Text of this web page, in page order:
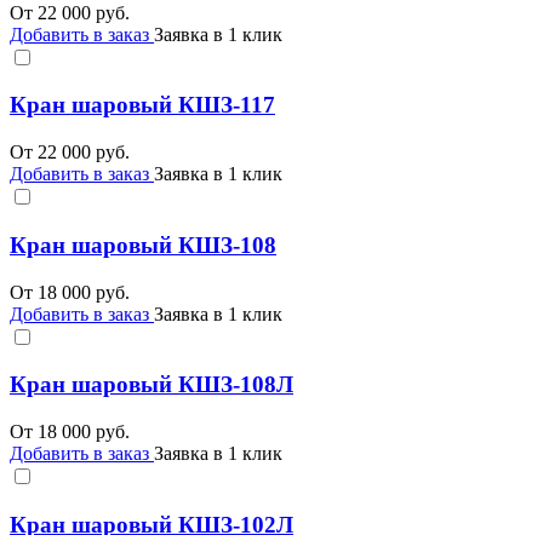
От 22 000 руб.
Добавить в заказ Заявка в 1 клик
Кран шаровый КШЗ-117
От 22 000 руб.
Добавить в заказ Заявка в 1 клик
Кран шаровый КШЗ-108
От 18 000 руб.
Добавить в заказ Заявка в 1 клик
Кран шаровый КШЗ-108Л
От 18 000 руб.
Добавить в заказ Заявка в 1 клик
Кран шаровый КШЗ-102Л